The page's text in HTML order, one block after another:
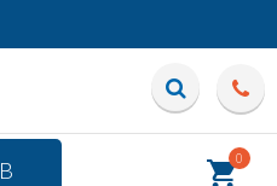
0